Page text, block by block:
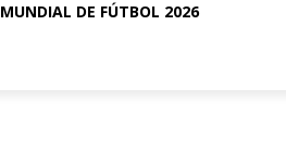
MUNDIAL DE FÚTBOL 2026